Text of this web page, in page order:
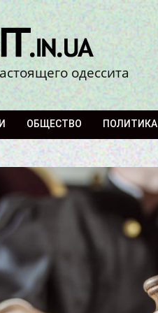
одессита
ОБЩЕСТВО ПОЛИТИКА